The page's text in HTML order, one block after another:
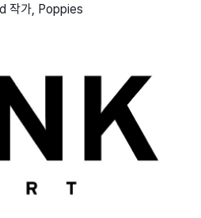
작가, Poppies